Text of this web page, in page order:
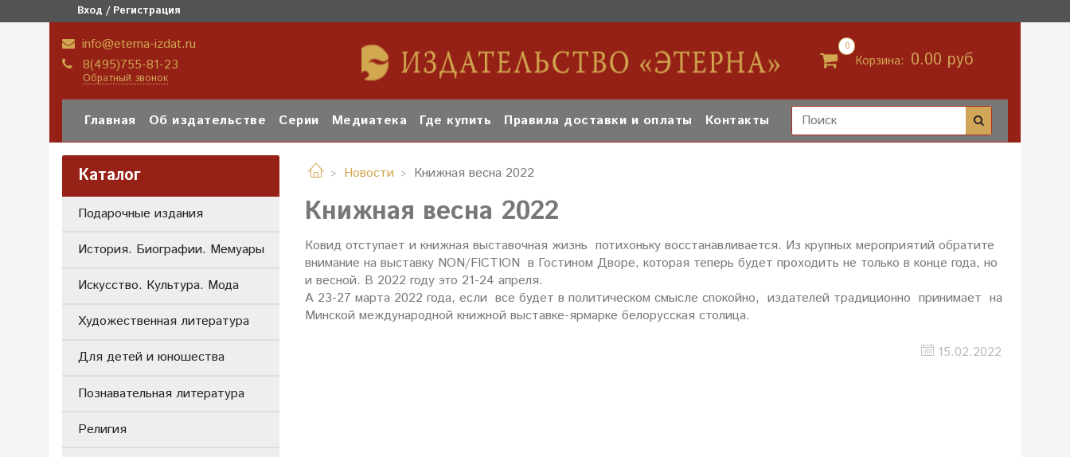
Вход / Регистрация
info@eterna-izdat.ru
8(495)755-81-23
Обратный звонок
0
Корзина: 0.00 руб
Главная Об издательстве Серии Медиатека Где купить Правила доставки и оплаты Контакты
Новости Книжная весна 2022
Книжная весна 2022
Ковид отступает и книжная выставочная жизнь потихоньку восстанавливается. Из крупных мероприятий обратите
внимание на выставку NON/FICTION в Гостином Дворе, которая теперь будет проходить не только в конце года, но
и весной. В 2022 году это 21-24 апреля.
А 23-27 марта 2022 года, если все будет в политическом смысле спокойно, издателей традиционно принимает на
Минской международной книжной выставке-ярмарке белорусская столица.
15.02.2022
Каталог
Подарочные издания
История. Биографии. Мемуары
Искусство. Культура. Мода
Художественная литература
Для детей и юношества
Познавательная литература
Религия